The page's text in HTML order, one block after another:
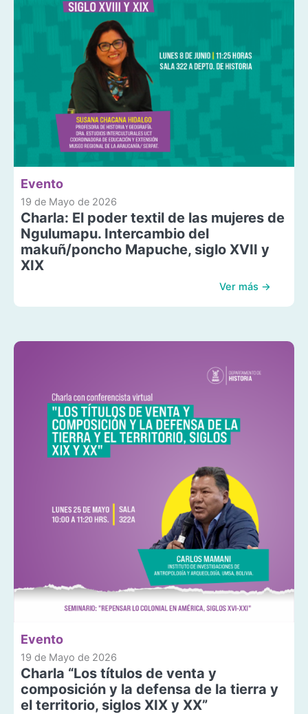
Evento
19 de Mayo de 2026
Charla: El poder textil de las mujeres de
Ngulumapu. Intercambio del
makuñ/poncho Mapuche, siglo XVII y
XIX
Ver más →
Evento
19 de Mayo de 2026
Charla “Los títulos de venta y
composición y la defensa de la tierra y
el territorio, siglos XIX y XX”